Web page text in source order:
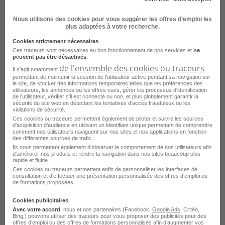
Consultez les offres d'emploi pour le
Assistant logistique dans
d'autres villes
Voir plus
Emploi Assistant logistique Paris
Emploi Assistant logistique Lille
Emploi Assistant logistique Laval
Emploi Assistant logistique Marseille
Emploi Assistant logistique Les Ulis
Emploi Assistant logistique Nice
Emploi Assistant logistique Strasbourg
Emploi Assistant logistique Saran
Emploi Assistant logistique Grasse
Emploi Assistant logistique Nanterre
Nous utilisons des cookies pour vous suggérer les offres d’emploi les
plus adaptées à votre recherche.
Cookies strictement nécessaires
Ces traceurs sont nécessaires au bon fonctionnement de nos services et ne
peuvent pas être désactivés
Il s'agit notamment de l'ensemble des cookies ou traceurs
permettant de maintenir la session de l'utilisateur active pendant sa navigation sur
le site, de stocker des informations temporaires telles que les préférences des
utilisateurs, les annonces ou les offres vues, gérer les processus d'identification
de l'utilisateur, vérifier s'il est connecté ou non, et plus globalement garantir la
sécurité du site web en détectant les tentatives d'accès frauduleux ou les
violations de sécurité.
Ces cookies ou traceurs permettent également de piloter et suivre les sources
d'acquisition d'audience en utilisant un identifiant unique permettant de comprendre
comment nos utilisateurs naviguent sur nos sites et nos applications en fonction
des différentes sources de trafic.
Ils nous permettent également d’observer le comportement de nos utilisateurs afin
d'améliorer nos produits et rendre la navigation dans nos sites beaucoup plus
rapide et fluide.
Ces cookies ou traceurs permettent enfin de personnaliser les interfaces de
consultation et d'effectuer une présentation personnalisée des offres d'emploi ou
de formations proposées.
Cookies publicitaires
Avec votre accord , nous et nos partenaires (Facebook, Google Ads , Critéo,
Bing,) pouvons utiliser des traceurs pour vous proposer des publicités pour des
offres d’emploi ou des offres de formations personnalisés afin d’augmenter vos